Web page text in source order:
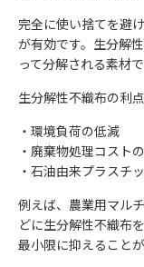
完全に使い捨てを避
が有効です。生分解
って分解される素材
生分解性不織布の利点
・環境負荷の低減
・廃棄物処理コスト
・石油由来プラスチ
例えば、農業用マル
どに生分解性不織布
最小限に抑えることが